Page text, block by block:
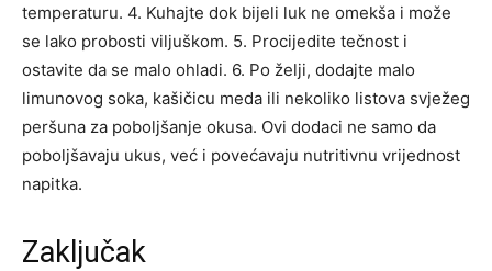
temperaturu. 4. Kuhajte dok bijeli luk ne omekša i može
se lako probosti viljuškom. 5. Procijedite tečnost i
ostavite da se malo ohladi. 6. Po želji, dodajte malo
limunovog soka, kašičicu meda ili nekoliko listova svježeg
peršuna za poboljšanje okusa. Ovi dodaci ne samo da
poboljšavaju ukus, već i povećavaju nutritivnu vrijednost
napitka.
Zaključak